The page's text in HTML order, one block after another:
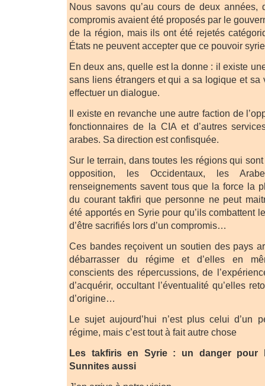
Nous savons qu’au cours de deux années,
compromis avaient été proposés par le
de la région, mais ils ont été rejetés
États ne peuvent accepter que ce pouvoir
En deux ans, quelle est la donne : il existe
sans liens étrangers et qui a sa logique et sa
effectuer un dialogue.
Il existe en revanche une autre faction de
fonctionnaires de la CIA et d’autres
arabes. Sa direction est confisquée.
Sur le terrain, dans toutes les régions qui
opposition, les Occidentaux, les
renseignements savent tous que la force la
du courant takfiri que personne ne peut
été apportés en Syrie pour qu’ils combattent
d’être sacrifiés lors d’un compromis…
Ces bandes reçoivent un soutien des pays
débarrasser du régime et d’elles en
conscients des répercussions, de
d’acquérir, occultant l’éventualité qu’elles
d’origine…
Le sujet aujourd’hui n’est plus celui d’un
régime, mais c’est tout à fait autre chose
Les takfiris en Syrie : un danger
Sunnites aussi